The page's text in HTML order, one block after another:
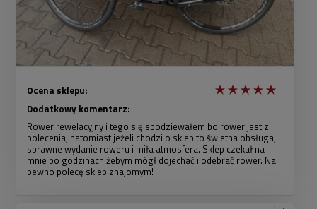
Ocena sklepu:
Dodatkowy komentarz:
Rower rewelacyjny i tego się spodziewałem bo rower jest z
polecenia, natomiast jeżeli chodzi o sklep to świetna obsługa,
sprawne wydanie roweru i miła atmosfera. Sklep czekał na
mnie po godzinach żebym mógł dojechać i odebrać rower. Na
pewno polecę sklep znajomym!